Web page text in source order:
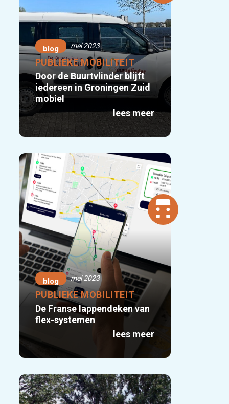
blog mei 2023
PUBLIEKE MOBILITEIT
Door de Buurtvlinder blijft
iedereen in Groningen Zuid
mobiel
lees meer
blog mei 2023
PUBLIEKE MOBILITEIT
De Franse lappendeken van
flex-systemen
lees meer